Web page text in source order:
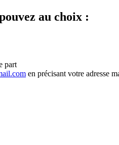
au choix :
part
en précisant votre adresse